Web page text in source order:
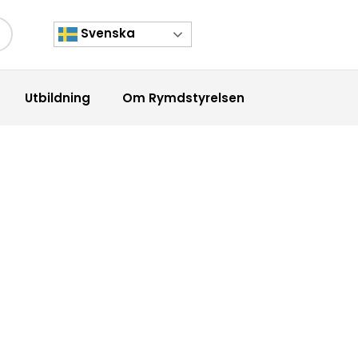
Svenska
Utbildning Om Rymdstyrelsen